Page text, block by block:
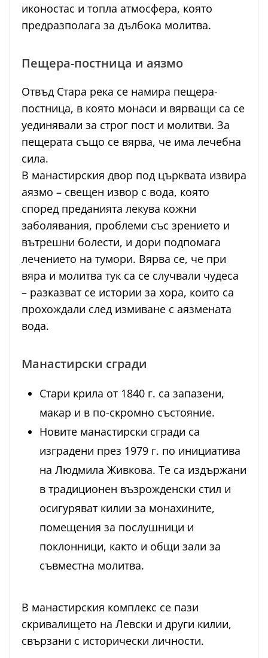
иконостас и топла атмосфера, която
предразполага за дълбока молитва.
Пещера-постница и аязмо
Отвъд Стара река се намира пещера-
постница, в която монаси и вярващи са се
уединявали за строг пост и молитви. За
пещерата също се вярва, че има лечебна
сила.
В манастирския двор под църквата извира
аязмо – свещен извор с вода, която
според преданията лекува кожни
заболявания, проблеми със зрението и
вътрешни болести, и дори подпомага
лечението на тумори. Вярва се, че при
вяра и молитва тук са се случвали чудеса
– разказват се истории за хора, които са
прохождали след измиване с аязмената
вода.
Манастирски сгради
Стари крила от 1840 г. са запазени,
макар и в по-скромно състояние.
Новите манастирски сгради са
изградени през 1979 г. по инициатива
на Людмила Живкова. Те са издържани
в традиционен възрожденски стил и
осигуряват килии за монахините,
помещения за послушници и
поклонници, както и общи зали за
съвместна молитва.
В манастирския комплекс се пази
скривалището на Левски и други килии,
свързани с исторически личности.